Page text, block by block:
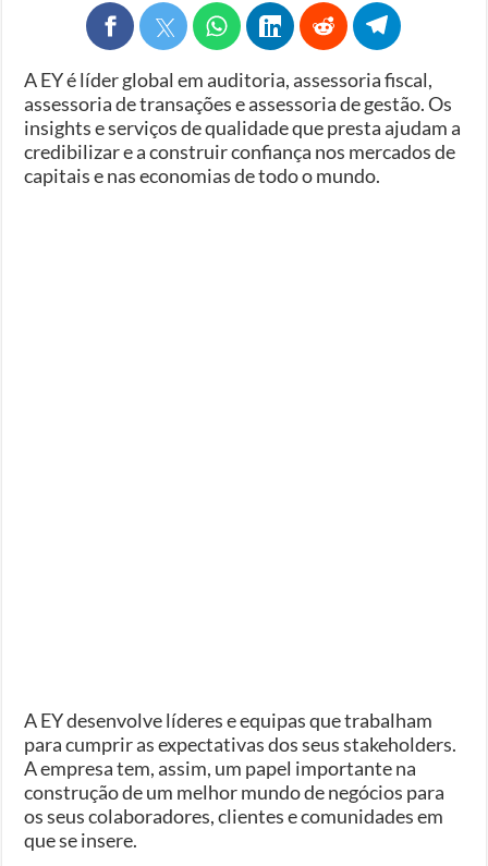
A EY é líder global em auditoria, assessoria fiscal,
assessoria de transações e assessoria de gestão. Os
insights e serviços de qualidade que presta ajudam a
credibilizar e a construir confiança nos mercados de
capitais e nas economias de todo o mundo.
A EY desenvolve líderes e equipas que trabalham
para cumprir as expectativas dos seus stakeholders.
A empresa tem, assim, um papel importante na
construção de um melhor mundo de negócios para
os seus colaboradores, clientes e comunidades em
que se insere.